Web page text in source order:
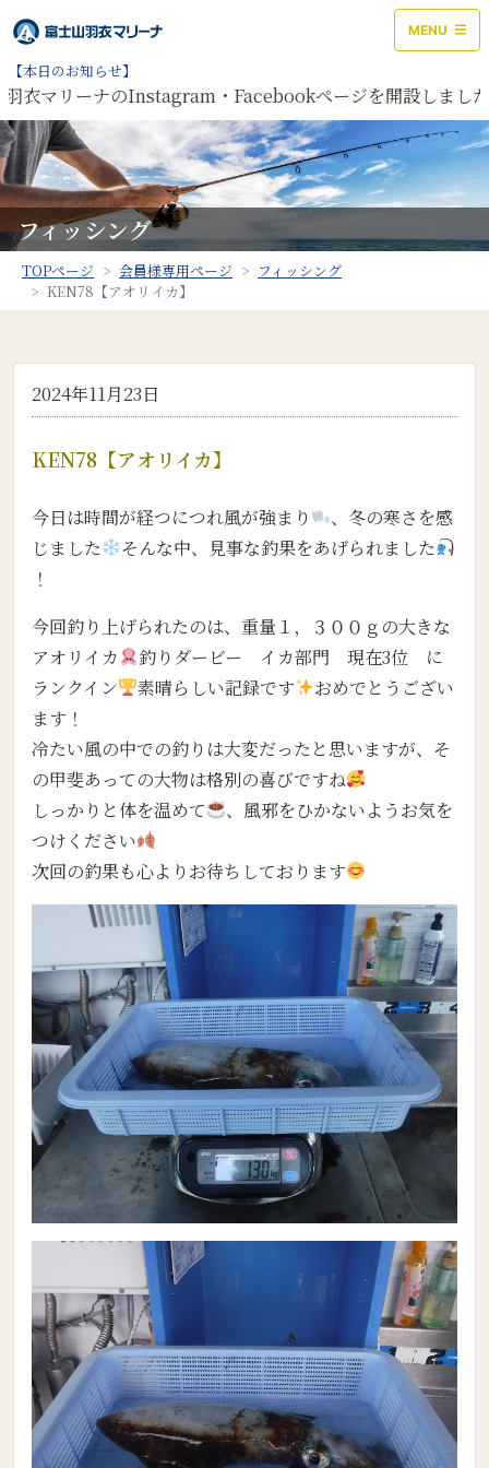
MENU
【本日のお知らせ】
マリーナのInstagram・Facebookページを開設しました
フィッシング
TOPページ 会員様専用ページ
フィッシング
KEN78【アオリイカ】
2024年11月23日
KEN78【アオリイカ】
今日は時間が経つにつれ風が強まり
、冬の寒さを感
じました
そんな中、見事な釣果をあげられました
！
今回釣り上げられたのは、重量１，３００ｇの大きな
アオリイカ
釣りダービー イカ部門 現在3位 に
ランクイン
素晴らしい記録です
おめでとうござい
ます！
冷たい風の中での釣りは大変だったと思いますが、そ
の甲斐あっての大物は格別の喜びですね
しっかりと体を温めて
、風邪をひかないようお気を
つけください
次回の釣果も心よりお待ちしております